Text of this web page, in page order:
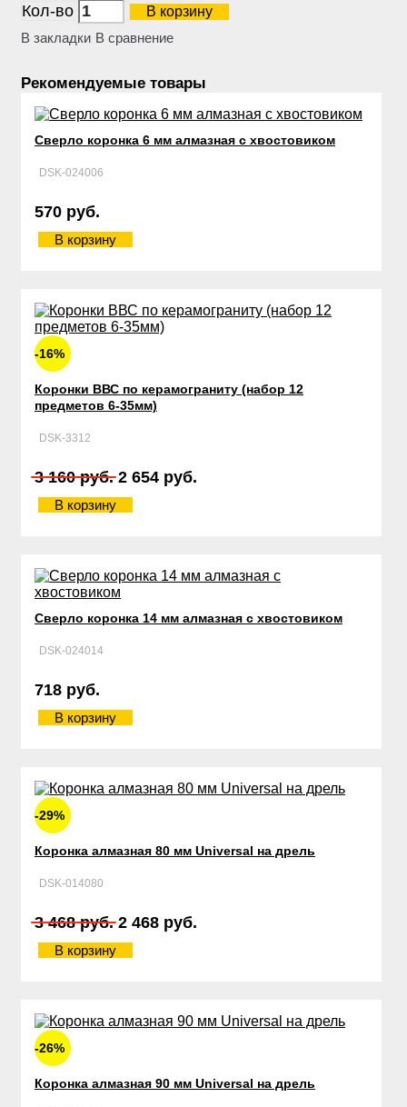
Кол-во
В корзину
В закладки В сравнение
Рекомендуемые товары
Сверло коронка 6 мм алмазная с хвостовиком
DSK-024006
570 руб.
В корзину
-16%
Коронки ВВС по керамограниту (набор 12
предметов 6-35мм)
DSK-3312
3 160 руб. 2 654 руб.
В корзину
Сверло коронка 14 мм алмазная с хвостовиком
DSK-024014
718 руб.
В корзину
-29%
Коронка алмазная 80 мм Universal на дрель
DSK-014080
3 468 руб. 2 468 руб.
В корзину
-26%
Коронка алмазная 90 мм Universal на дрель